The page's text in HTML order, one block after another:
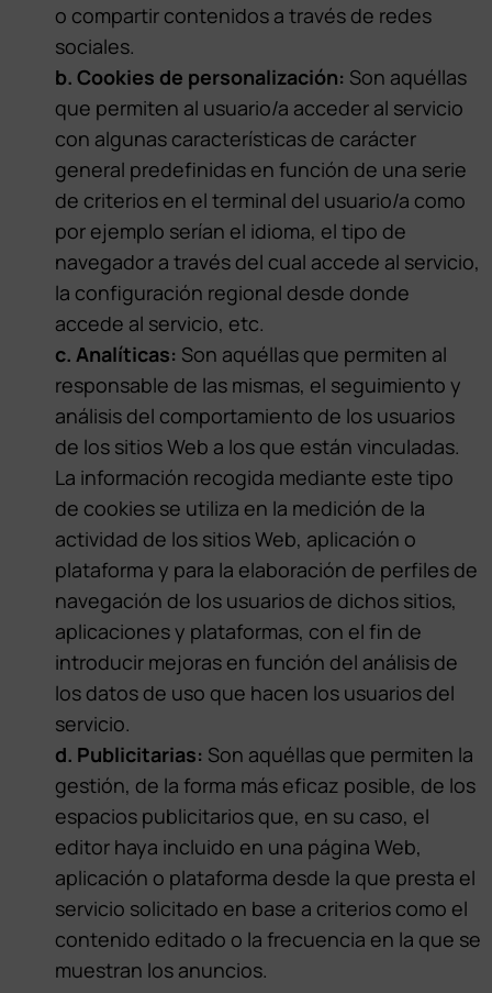
o compartir contenidos a través de redes
sociales.
b. Cookies de personalización: Son aquéllas
que permiten al usuario/a acceder al servicio
con algunas características de carácter
general predefinidas en función de una serie
de criterios en el terminal del usuario/a como
por ejemplo serían el idioma, el tipo de
navegador a través del cual accede al servicio,
la configuración regional desde donde
accede al servicio, etc.
c. Analíticas: Son aquéllas que permiten al
responsable de las mismas, el seguimiento y
análisis del comportamiento de los usuarios
de los sitios Web a los que están vinculadas.
La información recogida mediante este tipo
de cookies se utiliza en la medición de la
actividad de los sitios Web, aplicación o
plataforma y para la elaboración de perfiles de
navegación de los usuarios de dichos sitios,
aplicaciones y plataformas, con el fin de
introducir mejoras en función del análisis de
los datos de uso que hacen los usuarios del
servicio.
d. Publicitarias: Son aquéllas que permiten la
gestión, de la forma más eficaz posible, de los
espacios publicitarios que, en su caso, el
editor haya incluido en una página Web,
aplicación o plataforma desde la que presta el
servicio solicitado en base a criterios como el
contenido editado o la frecuencia en la que se
muestran los anuncios.